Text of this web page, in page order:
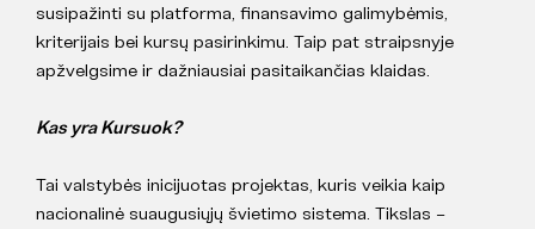
susipažinti su platforma, finansavimo galimybėmis,
kriterijais bei kursų pasirinkimu. Taip pat straipsnyje
apžvelgsime ir dažniausiai pasitaikančias klaidas.
Kas yra Kursuok?
Tai valstybės inicijuotas projektas, kuris veikia kaip
nacionalinė suaugusiųjų švietimo sistema. Tikslas –